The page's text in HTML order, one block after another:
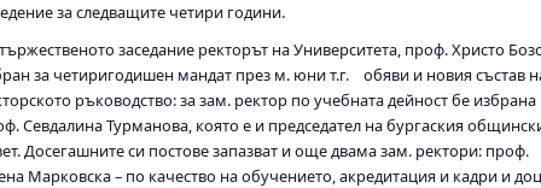
за следващите четири години.
заседание ректорът на Университета, проф. Христо
за четиригодишен мандат през м. юни т.г. обяви и новия състав
ръководство: за зам. ректор по учебната дейност бе избрана
Севдалина Турманова, която е и председател на бургаския
Досегашните си постове запазват и още двама зам. ректори: проф.
Марковска – по качество на обучението, акредитация и кадри и